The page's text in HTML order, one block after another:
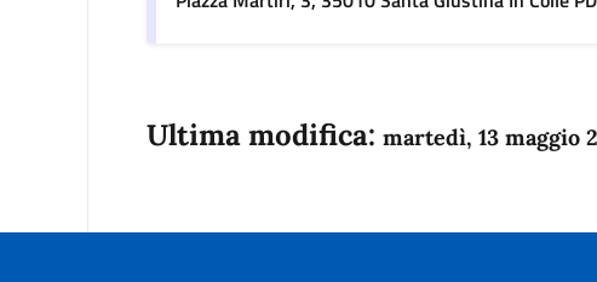
Ultima modifica: martedì, 13 maggio